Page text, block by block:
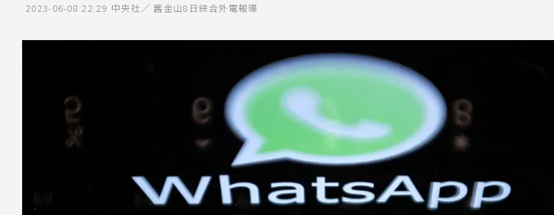
2023-06-08 22:29 中央社／ 舊金山8日綜合外電報導